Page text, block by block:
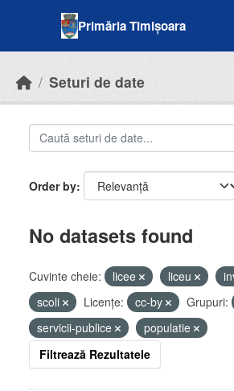
Primăria Timișoara
Seturi de date
Order by
No datasets found
Cuvinte cheie: licee liceu
scoli
Licenţe: cc-by Grupuri:
servicii-publice
populatie
Filtrează Rezultatele